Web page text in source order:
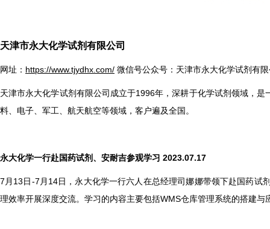
天津市永大化学试剂有限公司
网址： https://www.tjydhx.com/ 微信号公众号：天津市永大化学试剂有
天津市永大化学试剂有限公司成立于1996年，深耕于化学试剂领域，
料、电⼦、军⼯、航天航空等领域，客户遍及全国。
永大化学一行赴国药试剂、安耐吉参观学习 2023.07.17
7 月13日-7月14日，永大化学一行六人在总经理司娜娜带领下赴国药
理效率开展深度交流。学习的内容主要包括WMS仓库管理系统的搭建与